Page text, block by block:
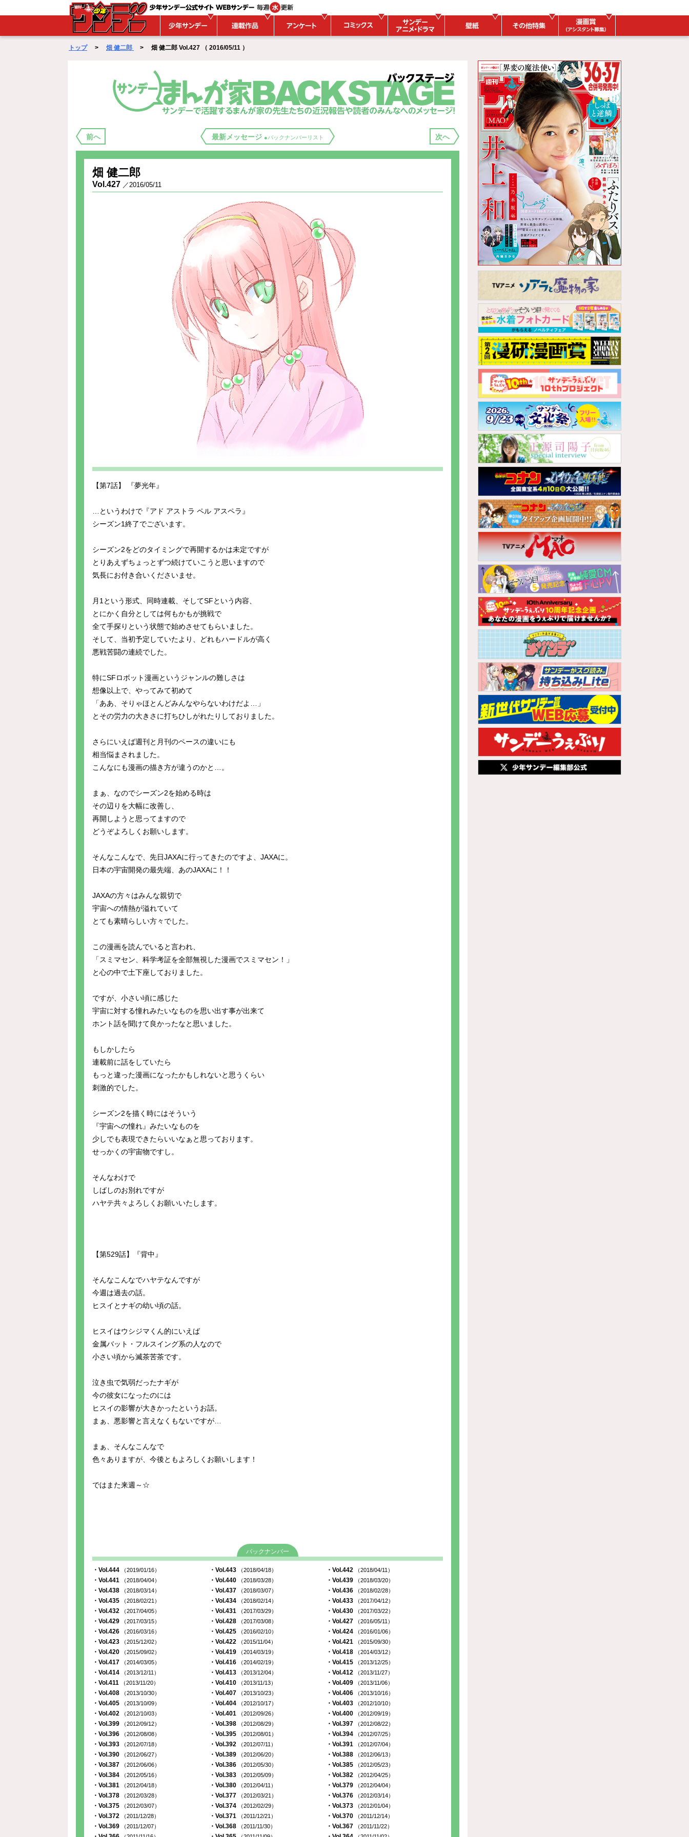
WEBサンデー
トップ> 畑 健二郎 > 畑 健二郎 Vol.427 （ 2016/05/11 ）
前へ 最新メッセージ ●バックナンバーリスト 次へ
畑 健二郎
Vol.427 ／2016/05/11
【第7話】 『夢光年』
…というわけで『アド アストラ ペル アスペラ』
シーズン1終了でございます。
シーズン2をどのタイミングで再開するかは未定ですが
とりあえずちょっとずつ続けていこうと思いますので
気長にお付き合いくださいませ。
月1という形式、同時連載、そしてSFという内容、
とにかく自分としては何もかもが挑戦で
全て手探りという状態で始めさせてもらいました。
そして、当初予定していたより、どれもハードルが高く
悪戦苦闘の連続でした。
特にSFロボット漫画というジャンルの難しさは
想像以上で、やってみて初めて
「ああ、そりゃほとんどみんなやらないわけだよ…」
とその労力の大きさに打ちひしがれたりしておりました。
さらにいえば週刊と月刊のペースの違いにも
相当悩まされました。
こんなにも漫画の描き方が違うのかと…。
まぁ、なのでシーズン2を始める時は
その辺りを大幅に改善し、
再開しようと思ってますので
どうぞよろしくお願いします。
そんなこんなで、先日JAXAに行ってきたのですよ、JAXAに。
日本の宇宙開発の最先端、あのJAXAに！！
JAXAの方々はみんな親切で
宇宙への情熱が溢れていて
とても素晴らしい方々でした。
この漫画を読んでいると言われ、
「スミマセン、科学考証を全部無視した漫画でスミマセン！」
と心の中で土下座しておりました。
ですが、小さい頃に感じた
宇宙に対する憧れみたいなものを思い出す事が出来て
ホント話を聞けて良かったなと思いました。
もしかしたら
連載前に話をしていたら
もっと違った漫画になったかもしれないと思うくらい
刺激的でした。
シーズン2を描く時にはそういう
『宇宙への憧れ』みたいなものを
少しでも表現できたらいいなぁと思っております。
せっかくの宇宙物ですし。
そんなわけで
しばしのお別れですが
ハヤテ共々よろしくお願いいたします。
【第529話】『背中』
そんなこんなでハヤテなんですが
今週は過去の話。
ヒスイとナギの幼い頃の話。
ヒスイはウシジマくん的にいえば
金属バット・フルスイング系の人なので
小さい頃から滅茶苦茶です。
泣き虫で気弱だったナギが
今の彼女になったのには
ヒスイの影響が大きかったというお話。
まぁ、悪影響と言えなくもないですが…
まぁ、そんなこんなで
色々ありますが、今後ともよろしくお願いします！
ではまた来週～☆
バックナンバー
・Vol.444 （2019/01/16） ・Vol.443 （2018/04/18） ・Vol.442 （2018/04/11）
・Vol.441 （2018/04/04） ・Vol.440 （2018/03/28） ・Vol.439 （2018/03/20）
・Vol.438 （2018/03/14） ・Vol.437 （2018/03/07） ・Vol.436 （2018/02/28）
・Vol.435 （2018/02/21） ・Vol.434 （2018/02/14） ・Vol.433 （2017/04/12）
・Vol.432 （2017/04/05） ・Vol.431 （2017/03/29） ・Vol.430 （2017/03/22）
・Vol.429 （2017/03/15） ・Vol.428 （2017/03/08） ・Vol.427 （2016/05/11）
・Vol.426 （2016/03/16） ・Vol.425 （2016/02/10） ・Vol.424 （2016/01/06）
・Vol.423 （2015/12/02） ・Vol.422 （2015/11/04） ・Vol.421 （2015/09/30）
・Vol.420 （2015/09/02） ・Vol.419 （2014/03/19） ・Vol.418 （2014/03/12）
・Vol.417 （2014/03/05） ・Vol.416 （2014/02/19） ・Vol.415 （2013/12/25）
・Vol.414 （2013/12/11） ・Vol.413 （2013/12/04） ・Vol.412 （2013/11/27）
・Vol.411 （2013/11/20） ・Vol.410 （2013/11/13） ・Vol.409 （2013/11/06）
・Vol.408 （2013/10/30） ・Vol.407 （2013/10/23） ・Vol.406 （2013/10/16）
・Vol.405 （2013/10/09） ・Vol.404 （2012/10/17） ・Vol.403 （2012/10/10）
・Vol.402 （2012/10/03） ・Vol.401 （2012/09/26） ・Vol.400 （2012/09/19）
・Vol.399 （2012/09/12） ・Vol.398 （2012/08/29） ・Vol.397 （2012/08/22）
・Vol.396 （2012/08/08） ・Vol.395 （2012/08/01） ・Vol.394 （2012/07/25）
・Vol.393 （2012/07/18） ・Vol.392 （2012/07/11） ・Vol.391 （2012/07/04）
・Vol.390 （2012/06/27） ・Vol.389 （2012/06/20） ・Vol.388 （2012/06/13）
・Vol.387 （2012/06/06） ・Vol.386 （2012/05/30） ・Vol.385 （2012/05/23）
・Vol.384 （2012/05/16） ・Vol.383 （2012/05/09） ・Vol.382 （2012/04/25）
・Vol.381 （2012/04/18） ・Vol.380 （2012/04/11） ・Vol.379 （2012/04/04）
・Vol.378 （2012/03/28） ・Vol.377 （2012/03/21） ・Vol.376 （2012/03/14）
・Vol.375 （2012/03/07） ・Vol.374 （2012/02/29） ・Vol.373 （2012/01/04）
・Vol.372 （2011/12/28） ・Vol.371 （2011/12/21） ・Vol.370 （2011/12/14）
・Vol.369 （2011/12/07） ・Vol.368 （2011/11/30） ・Vol.367 （2011/11/22）